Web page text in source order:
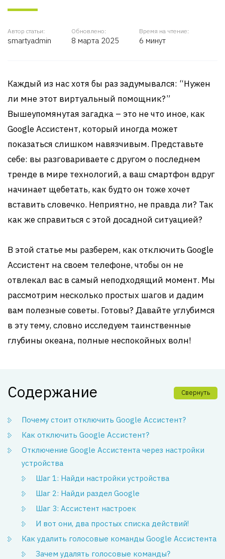
Автор статьи:
smartyadmin
Обновлено:
8 марта 2025
Время на чтение:
6 минут
Каждый из нас хотя бы раз задумывался: “Нужен
ли мне этот виртуальный помощник?”
Вышеупомянутая загадка – это не что иное, как
Google Ассистент, который иногда может
показаться слишком навязчивым. Представьте
себе: вы разговариваете с другом о последнем
тренде в мире технологий, а ваш смартфон вдруг
начинает щебетать, как будто он тоже хочет
вставить словечко. Неприятно, не правда ли? Так
как же справиться с этой досадной ситуацией?
В этой статье мы разберем, как отключить Google
Ассистент на своем телефоне, чтобы он не
отвлекал вас в самый неподходящий момент. Мы
рассмотрим несколько простых шагов и дадим
вам полезные советы. Готовы? Давайте углубимся
в эту тему, словно исследуем таинственные
глубины океана, полные неспокойных волн!
Содержание Свернуть
Почему стоит отключить Google Ассистент?
Как отключить Google Ассистент?
Отключение Google Ассистента через настройки
устройства
Шаг 1: Найди настройки устройства
Шаг 2: Найди раздел Google
Шаг 3: Ассистент настроек
И вот они, два простых списка действий!
Как удалить голосовые команды Google Ассистента
Зачем удалять голосовые команды?